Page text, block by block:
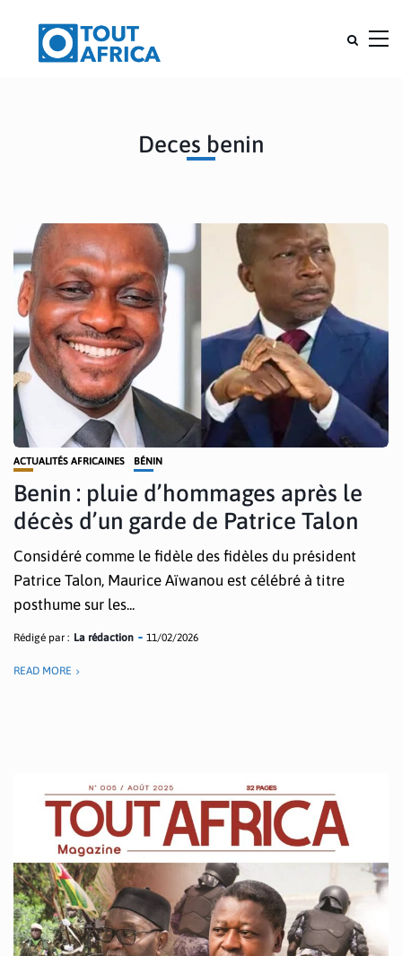
Deces benin
ACTUALITÉS AFRICAINES BÉNIN
Benin : pluie d’hommages après le
décès d’un garde de Patrice Talon
Considéré comme le fidèle des fidèles du président
Patrice Talon, Maurice Aïwanou est célébré à titre
posthume sur les...
Rédigé par : La rédaction 11/02/2026
READ MORE